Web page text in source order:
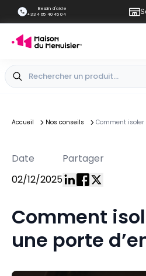
Besoin d'aide
+33 4 65 40 45 04
Accueil Nos conseils Comment isoler
Date
02/12/2025
Partager
Comment
une porte